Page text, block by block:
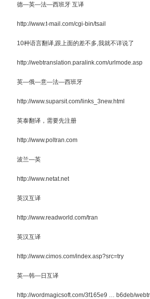
德—英—法—西班牙 互译
http://www.t-mail.com/cgi-bin/tsail
10种语言翻译,跟上面的差不多,我就不详说了
http://webtranslation.paralink.com/urlmode.asp
英—俄—意—法—西班牙
http://www.suparsit.com/links_3new.html
英泰翻译，需要先注册
http://www.poltran.com
波兰—英
http://www.netat.net
英汉互译
http://www.readworld.com/tran
英汉互译
http://www.cimos.com/index.asp?src=try
英—韩—日互译
http://wordmagicsoft.com/3f165e9 … b6deb/